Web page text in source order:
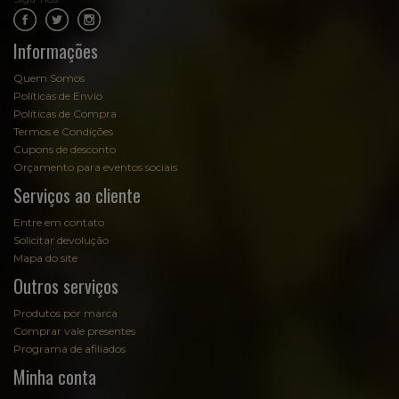
Informações
Quem Somos
Políticas de Envio
Políticas de Compra
Termos e Condições
Cupons de desconto
Orçamento para eventos sociais
Serviços ao cliente
Entre em contato
Solicitar devolução
Mapa do site
Outros serviços
Produtos por marca
Comprar vale presentes
Programa de afiliados
Minha conta